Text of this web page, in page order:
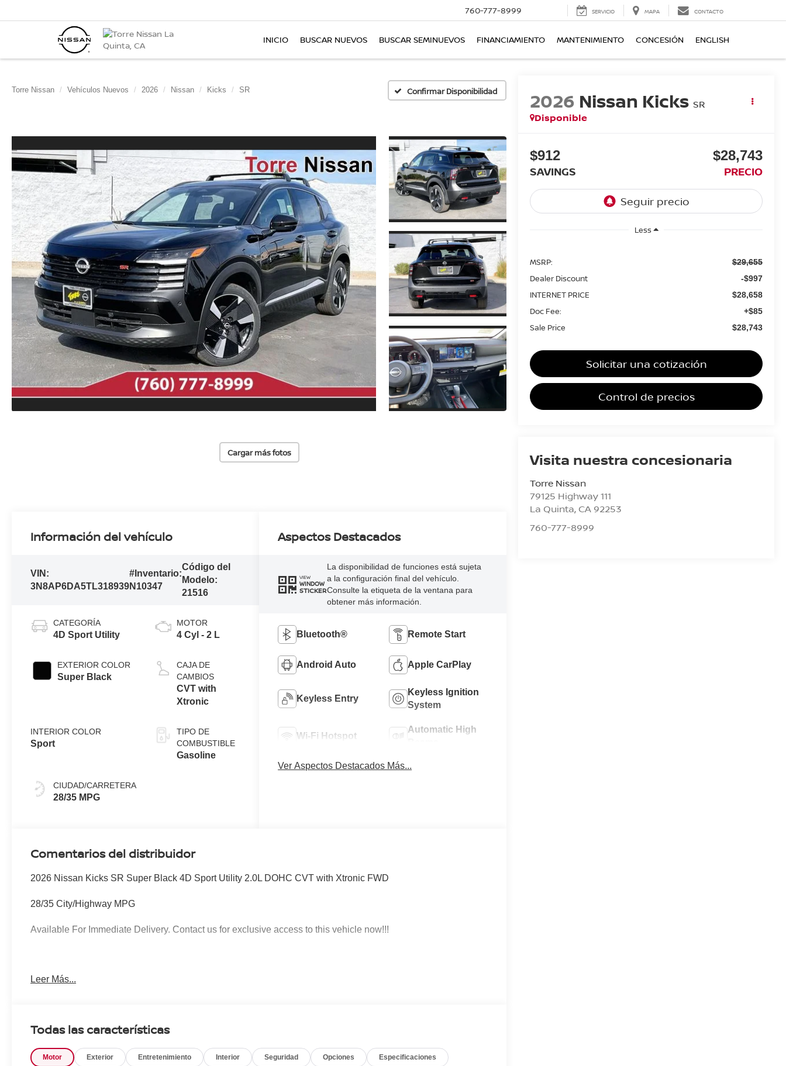
760-777-8999 SERVICIO MAPA CONTACTO
INICIO BUSCAR NUEVOS BUSCAR SEMINUEVOS FINANCIAMIENTO MANTENIMIENTO CONCESIÓN ENGLISH
Torre Nissan Vehículos Nuevos 2026 Nissan Kicks SR Confirmar Disponibilidad
Cargar más fotos
2026 Nissan Kicks SR
Disponible
$912
SAVINGS
$28,743
PRECIO
Less
MSRP: $29,655
Dealer Discount -$997
INTERNET PRICE $28,658
Doc Fee: +$85
Sale Price $28,743
Solicitar una cotización
Control de precios
Visita nuestra concesionaria
Torre Nissan
79125 Highway 111
La Quinta, CA 92253
760-777-8999
Información del vehículo
VIN:
3N8AP6DA5TL318939
#Inventario:
N10347
Código del
Modelo:
21516
CATEGORÍA
4D Sport Utility
EXTERIOR COLOR
Super Black
INTERIOR COLOR
Sport
CIUDAD/CARRETERA
28/35 MPG
MOTOR
4 Cyl - 2 L
CAJA DE
CAMBIOS
CVT with
Xtronic
TIPO DE
COMBUSTIBLE
Gasoline
Aspectos Destacados
VIEW
WINDOW
STICKER
La disponibilidad de funciones está sujeta
a la configuración final del vehículo.
Consulte la etiqueta de la ventana para
obtener más información.
Bluetooth® Remote Start
Android Auto Apple CarPlay
Keyless Entry
Keyless Ignition
System
Wi-Fi Hotspot
Automatic High
Ver Aspectos Destacados Más...
Comentarios del distribuidor
2026 Nissan Kicks SR Super Black 4D Sport Utility 2.0L DOHC CVT with Xtronic FWD
28/35 City/Highway MPG
Available For Immediate Delivery. Contact us for exclusive access to this vehicle now!!!
760-777-8999.
Leer Más...
Todas las características
Motor Exterior Entretenimiento Interior Seguridad Opciones Especificaciones